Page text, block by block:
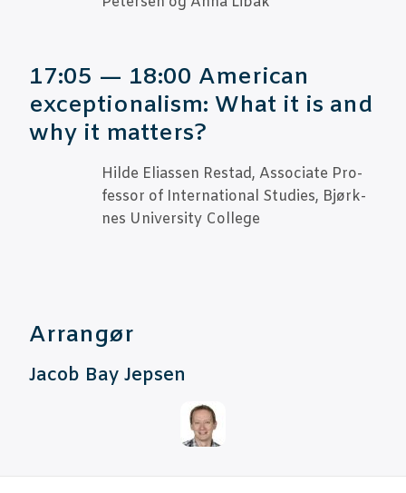
17:05 — 18:00 Ame­ri­can
excep­tio­na­lism: What it is and
why it matters?
Hil­de Eli­as­sen Restad, Asso­ci­a­te Pro­
fes­sor of Inter­na­tio­nal Stu­di­es, Bjørk­
nes Uni­ver­si­ty College
Arran­gør
Jacob Bay Jepsen